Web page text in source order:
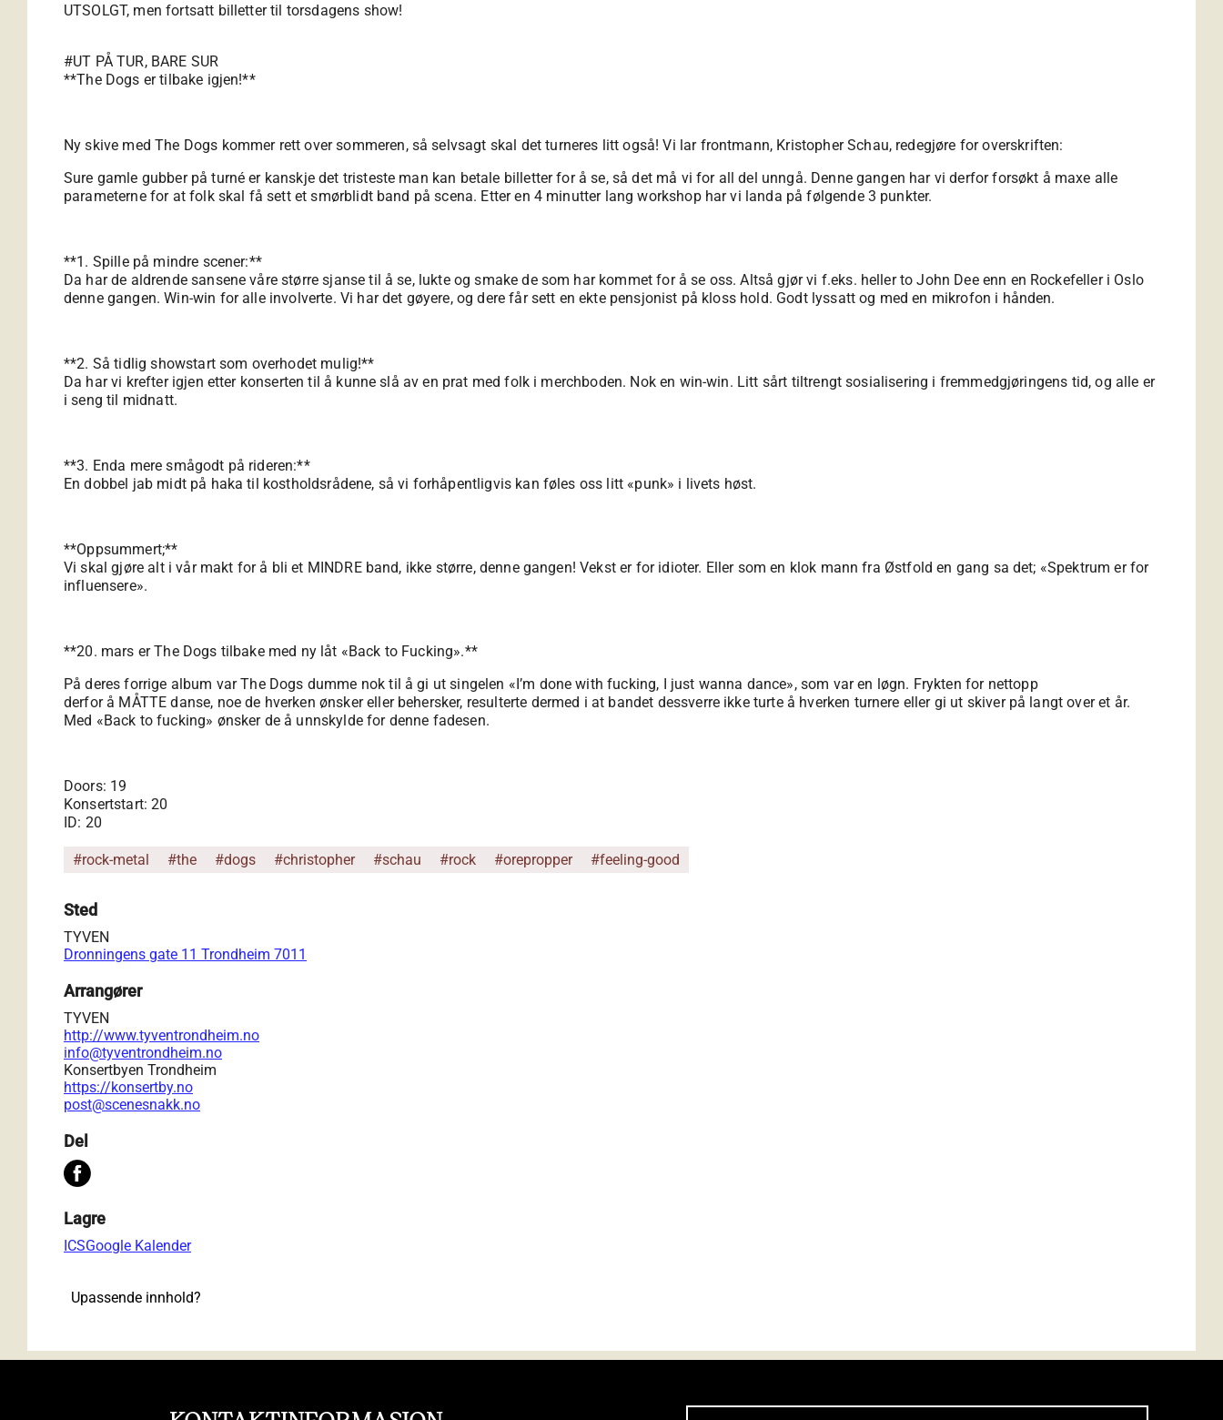
UTSOLGT, men fortsatt billetter til torsdagens show!
#UT PÅ TUR, BARE SUR
**The Dogs er tilbake igjen!**
Ny skive med The Dogs kommer rett over sommeren, så selvsagt skal det turneres litt også! Vi lar frontmann, Kristopher Schau, redegjøre for overskriften:
Sure gamle gubber på turné er kanskje det tristeste man kan betale billetter for å se, så det må vi for all del unngå. Denne gangen har vi derfor forsøkt å maxe alle
parameterne for at folk skal få sett et smørblidt band på scena. Etter en 4 minutter lang workshop har vi landa på følgende 3 punkter.
**1. Spille på mindre scener:**
Da har de aldrende sansene våre større sjanse til å se, lukte og smake de som har kommet for å se oss. Altså gjør vi f.eks. heller to John Dee enn en Rockefeller i Oslo
denne gangen. Win-win for alle involverte. Vi har det gøyere, og dere får sett en ekte pensjonist på kloss hold. Godt lyssatt og med en mikrofon i hånden.
**2. Så tidlig showstart som overhodet mulig!**
Da har vi krefter igjen etter konserten til å kunne slå av en prat med folk i merchboden. Nok en win-win. Litt sårt tiltrengt sosialisering i fremmedgjøringens tid, og alle er
i seng til midnatt.
**3. Enda mere smågodt på rideren:**
En dobbel jab midt på haka til kostholdsrådene, så vi forhåpentligvis kan føles oss litt «punk» i livets høst.
**Oppsummert;**
Vi skal gjøre alt i vår makt for å bli et MINDRE band, ikke større, denne gangen! Vekst er for idioter. Eller som en klok mann fra Østfold en gang sa det; «Spektrum er for
influensere».
**20. mars er The Dogs tilbake med ny låt «Back to Fucking».**
På deres forrige album var The Dogs dumme nok til å gi ut singelen «I’m done with fucking, I just wanna dance», som var en løgn. Frykten for nettopp
derfor å MÅTTE danse, noe de hverken ønsker eller behersker, resulterte dermed i at bandet dessverre ikke turte å hverken turnere eller gi ut skiver på langt over et år.
Med «Back to fucking» ønsker de å unnskylde for denne fadesen.
Doors: 19
Konsertstart: 20
ID: 20
#rock-metal #the #dogs #christopher #schau #rock #orepropper #feeling-good
Sted
TYVEN
Dronningens gate 11 Trondheim 7011
Arrangører
TYVEN
http://www.tyventrondheim.no
info@tyventrondheim.no
Konsertbyen Trondheim
https://konsertby.no
post@scenesnakk.no
Del
Lagre
ICSGoogle Kalender
Upassende innhold?